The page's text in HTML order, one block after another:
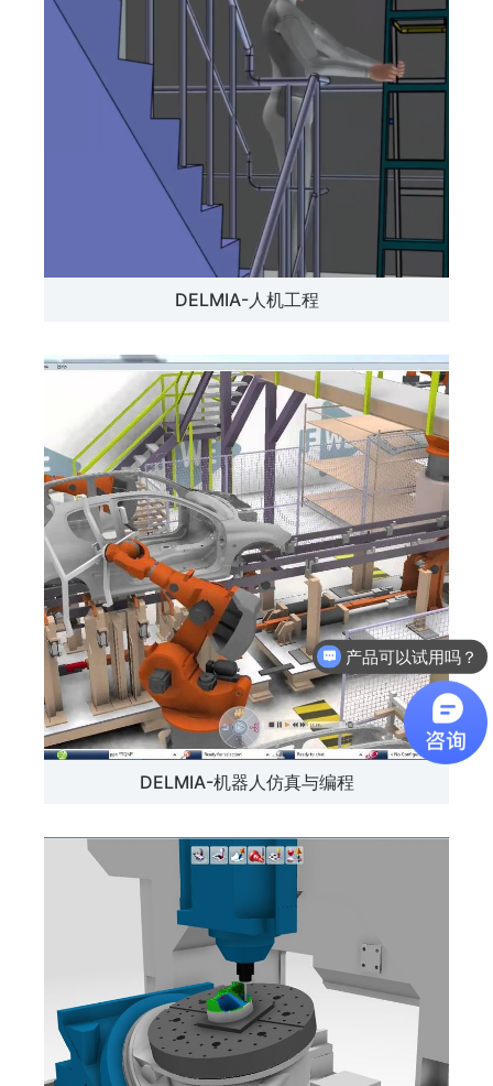
DELMIA-人机工程
DELMIA-机器人仿真与编程
产品可以试用吗？